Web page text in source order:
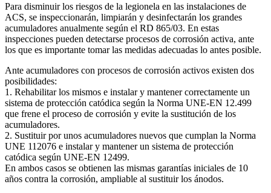
Para disminuir los riesgos de la legionela en las instalaciones de
ACS, se inspeccionarán, limpiarán y desinfectarán los grandes
acumuladores anualmente según el RD 865/03. En estas
inspecciones pueden detectarse procesos de corrosión activa, ante
los que es importante tomar las medidas adecuadas lo antes posible.
Ante acumuladores con procesos de corrosión activos existen dos
posibilidades:
1. Rehabilitar los mismos e instalar y mantener correctamente un
sistema de protección catódica según la Norma UNE-EN 12.499
que frene el proceso de corrosión y evite la sustitución de los
acumuladores.
2. Sustituir por unos acumuladores nuevos que cumplan la Norma
UNE 112076 e instalar y mantener un sistema de protección
catódica según UNE-EN 12499.
En ambos casos se obtienen las mismas garantías iniciales de 10
años contra la corrosión, ampliable al sustituir los ánodos.